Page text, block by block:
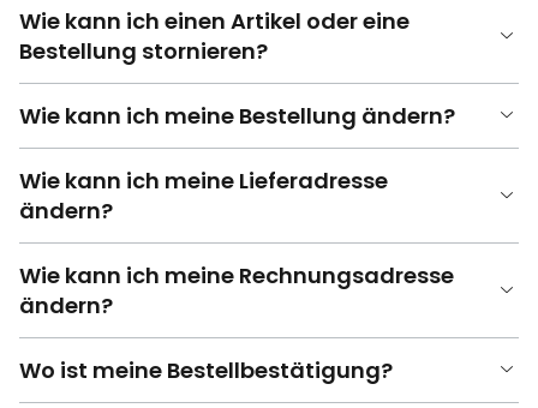
Wie kann ich einen Artikel oder eine
Bestellung stornieren?
Wie kann ich meine Bestellung ändern?
Wie kann ich meine Lieferadresse
ändern?
Wie kann ich meine Rechnungsadresse
ändern?
Wo ist meine Bestellbestätigung?